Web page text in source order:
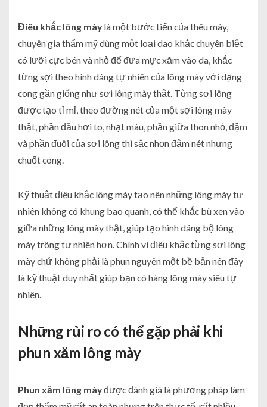
Điêu khắc lông mày là một bước tiến của thêu mày,
chuyên gia thẩm mỹ dùng một loại dao khắc chuyên biệt
có lưỡi cực bén và nhỏ để đưa mực xăm vào da, khắc
từng sợi theo hình dáng tự nhiên của lông mày với dạng
cong gần giống như sợi lông mày thật. Từng sợi lông
được tạo tỉ mỉ, theo đường nét của một sợi lông mày
thật, phần đầu hơi to, nhạt màu, phần giữa thon nhỏ, đậm
và phần đuôi của sợi lông thì sắc nhọn đậm nét nhưng
chuốt cong.
Kỹ thuật điêu khắc lông mày tạo nên những lông mày tự
nhiên không có khung bao quanh, có thể khắc bù xen vào
giữa những lông mày thật, giúp tạo hình dáng bộ lông
mày trông tự nhiên hơn. Chính vì điêu khắc từng sợi lông
mày chứ không phải là phun nguyên một bề bản nên đây
là kỹ thuật duy nhất giúp bạn có hàng lông mày siêu tự
nhiên.
Những rủi ro có thể gặp phải khi
phun xăm lông mày
Phun xăm lông màyđược đánh giá là phương pháp làm